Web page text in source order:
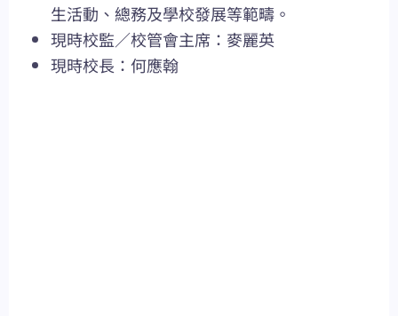
生活動、總務及學校發展等範疇。
現時校監／校管會主席：麥麗英
現時校長：何應翰